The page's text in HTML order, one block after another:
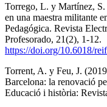
Torrego, L. y Martínez,
en una maestra militante
Pedagógica. Revista
Profesorado, 21(2), 1-12.
https://doi.org/10.6018/
Torrent, A. y Feu, J.
Barcelona: la renovació
Educació i història: